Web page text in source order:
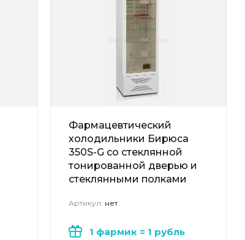
Фармацевтический
холодильники Бирюса
350S-G со стеклянной
тонированной дверью и
стеклянными полками
Артикул: нет
1 фармик = 1 рубль